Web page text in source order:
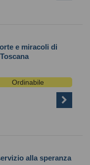
e miracoli di
Ordinabile
alla speranza